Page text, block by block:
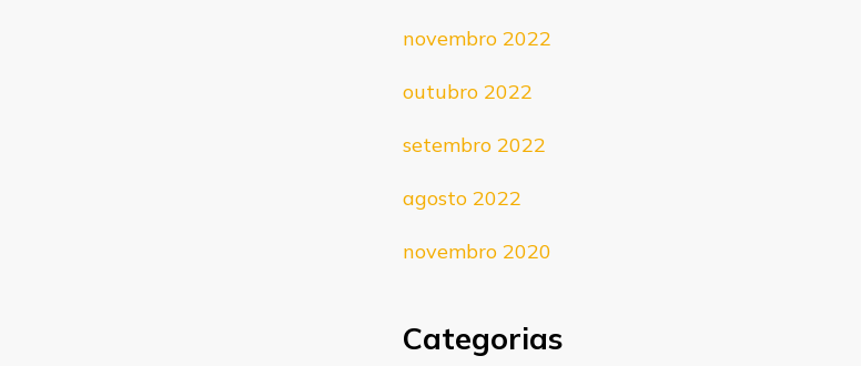
novembro 2022
outubro 2022
setembro 2022
agosto 2022
novembro 2020
Categorias